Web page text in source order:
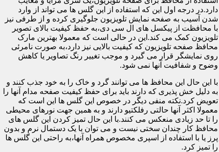
دارد.در درجه اول این که استفاده از این گلس ها می تواند از وارد
شدن آسیب به صفحه نمایش تلویزیون جلوگیری کرده و از طرفی نیز
با محافظت از پیکسل های ال سی دی،به حفظ کیفیت بالای تصویر
تلویزیون کمک می کند.این در حالی است که معمولا بهترین مارک
محافظ صفحه تلویزیون که کیفیت بالایی نیز دارد،به صورت نامرئی
روی نمایشگر قرار می گیرد و موجب تغییر رنگ تصاویر یا کاهش
وضوح و شفافیت آنها نمی شود.
با این حال این محافظ ها می توانند گرد و خاک را به خود جذب کنند و
به دلیل خش پذیری که دارند باید برای حفظ کیفیت صفحه مدام آنها را
تعویض کرد.نکته منفی دیگر در خصوص این گلس ها این است که
معمولا اکثر آنها حالتی رفلکتیو دارند و به همین جهت نورهای محیطی
را تا حد زیادی منعکس می کنند.با این حال تمیز کردن این گلس های
محافظ کار چندان سختی نیست و می توان با یک دستمال نرم و بدون
پرز یا با استفاده از اسپری مخصوص همراه آنها،به راحتی این گلس ها
را تمیز کرد.